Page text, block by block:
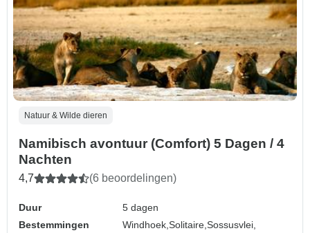
Natuur & Wilde dieren
Namibisch avontuur (Comfort) 5 Dagen / 4
Nachten
4,7 (6 beoordelingen)
Duur
5 dagen
Bestemmingen
Windhoek,Solitaire,Sossusvlei,